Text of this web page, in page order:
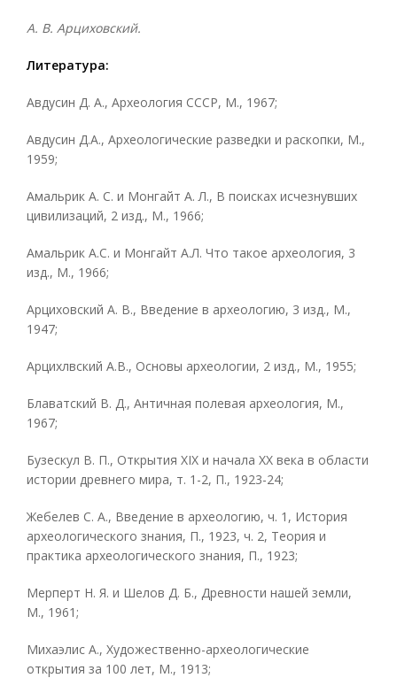
А. В. Арциховский.
Литература:
Авдусин Д. А., Археология СССР, М., 1967;
Авдусин Д.А., Археологические разведки и раскопки, М.,
1959;
Амальрик А. С. и Монгайт А. Л., В поисках исчезнувших
цивилизаций, 2 изд., М., 1966;
Амальрик А.С. и Монгайт А.Л. Что такое археология, 3
изд., М., 1966;
Арциховский А. В., Введение в археологию, 3 изд., М.,
1947;
Арцихлвский А.В., Основы археологии, 2 изд., М., 1955;
Блаватский В. Д., Античная полевая археология, М.,
1967;
Бузескул В. П., Открытия XIX и начала XX века в области
истории древнего мира, т. 1-2, П., 1923-24;
Жебелев С. А., Введение в археологию, ч. 1, История
археологического знания, П., 1923, ч. 2, Теория и
практика археологического знания, П., 1923;
Мерперт Н. Я. и Шелов Д. Б., Древности нашей земли,
М., 1961;
Михаэлис А., Художественно-археологические
открытия за 100 лет, М., 1913;